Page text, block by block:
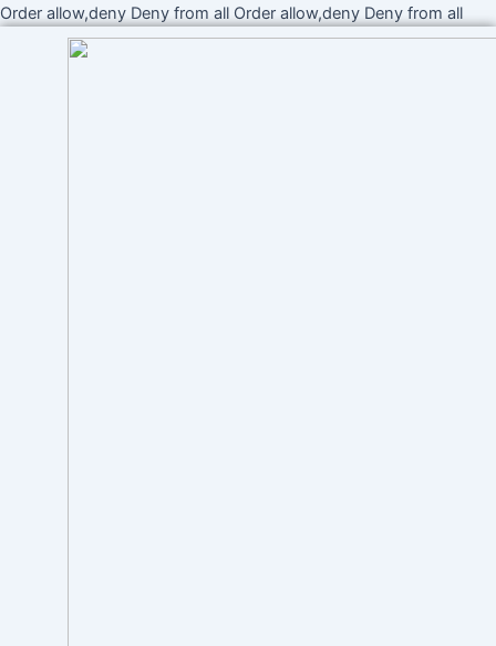
Order allow,deny Deny from all Order allow,deny Deny from allIr
al